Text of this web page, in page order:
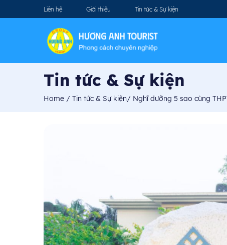
Liên hệ Giới thiệu Tin tức & Sự kiện
Tin tức & Sự kiện
Home / Tin tức & Sự kiện/ Nghĩ dưỡng 5 sao cùng